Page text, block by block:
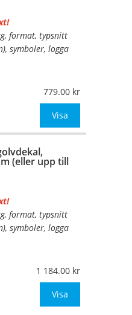
format, typsnitt
symboler, logga
aluminium,
(eller annat
vid antal
779.00
Visa
(eller upp till
format, typsnitt
symboler, logga
halkfritt
(eller annat
1 184.00
Visa